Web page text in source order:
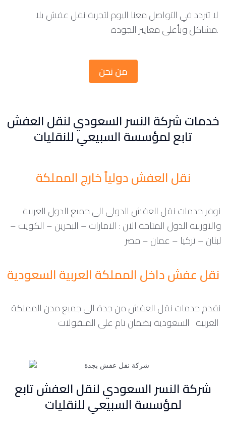
لا تتردد في التواصل معنا اليوم لتجربة نقل عفش بلا
مشاكل وبأعلى معايير الجودة.
من نحن
خدمات شركة النسر السعودي لنقل العفش
تابع لمؤسسة السبيعي للنقليات
نقل العفش دولياً خارج المملكة
نوفر خدمات نقل العفش الدولى الى جميع الدول العربية
والاوربية الدول المتاحة الان : الامارات – البحرين – الكويت –
لبنان – تركيا – عمان – مصر
نقل عفش داخل المملكة العربية السعودية
نقدم خدمات نقل العفش من جدة الى جميع مدن المملكة
شركة النسر السعودي لنقل العفش تابع
لمؤسسة السبيعي للنقليات